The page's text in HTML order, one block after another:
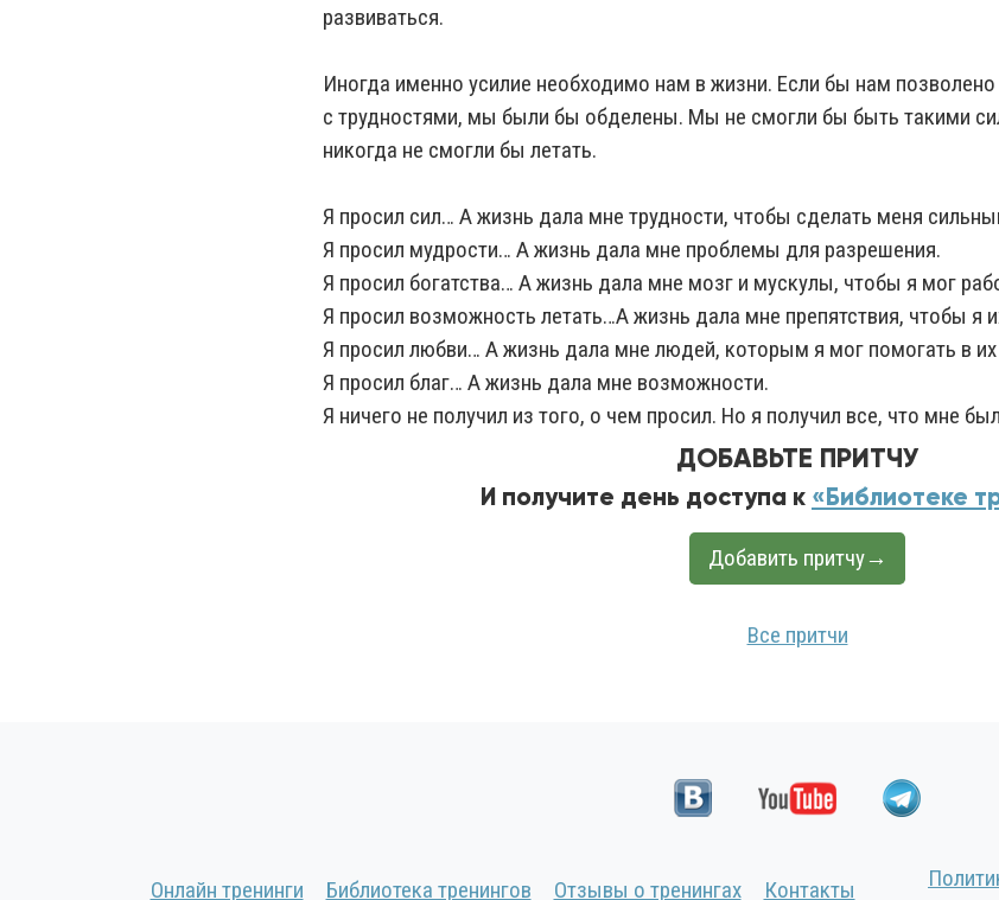
развиваться.
Иногда именно усилие необходимо нам в жизни. Если бы нам
с трудностями, мы были бы обделены. Мы не смогли бы быть такими
никогда не смогли бы летать.
Я просил сил… А жизнь дала мне трудности, чтобы сделать меня
Я просил мудрости… А жизнь дала мне проблемы для разрешения.
Я просил богатства… А жизнь дала мне мозг и мускулы, чтобы я мог
Я просил возможность летать…А жизнь дала мне препятствия, чтобы я
Я просил любви… А жизнь дала мне людей, которым я мог помогать в
Я просил благ… А жизнь дала мне возможности.
Я ничего не получил из того, о чем просил. Но я получил все, что мне
ДОБАВЬТЕ ПРИТЧУ
И получите день доступа к «Библиотеке
Добавить притчу→
Все притчи
Онлайн тренинги Библиотека тренингов Отзывы о тренингах Контакты